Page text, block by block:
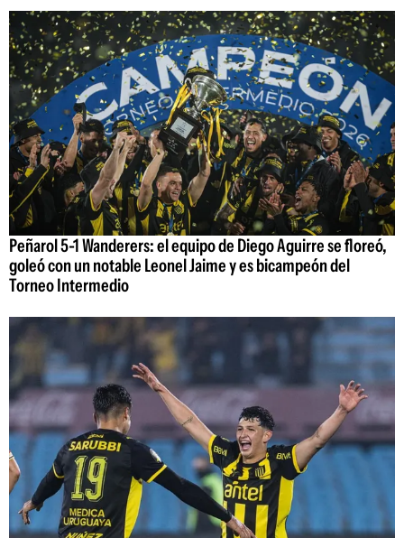
Peñarol 5-1 Wanderers: el equipo de Diego Aguirre se floreó,
goleó con un notable Leonel Jaime y es bicampeón del
Torneo Intermedio